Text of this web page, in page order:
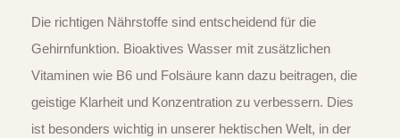
Die richtigen Nährstoffe sind entscheidend für die
Gehirnfunktion. Bioaktives Wasser mit zusätzlichen
Vitaminen wie B6 und Folsäure kann dazu beitragen, die
geistige Klarheit und Konzentration zu verbessern. Dies
ist besonders wichtig in unserer hektischen Welt, in der